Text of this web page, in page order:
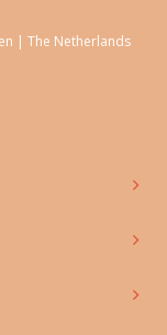
| The Netherlands